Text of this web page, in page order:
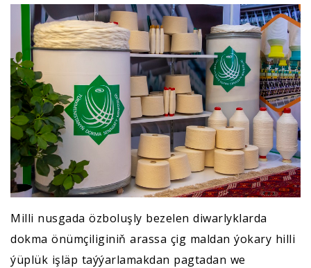
Milli nusgada özboluşly bezelen diwarlyklarda
dokma önümçiliginiň arassa çig maldan ýokary hilli
ýüplük işläp taýýarlamakdan pagtadan we